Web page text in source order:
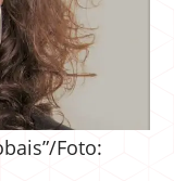
Foto: